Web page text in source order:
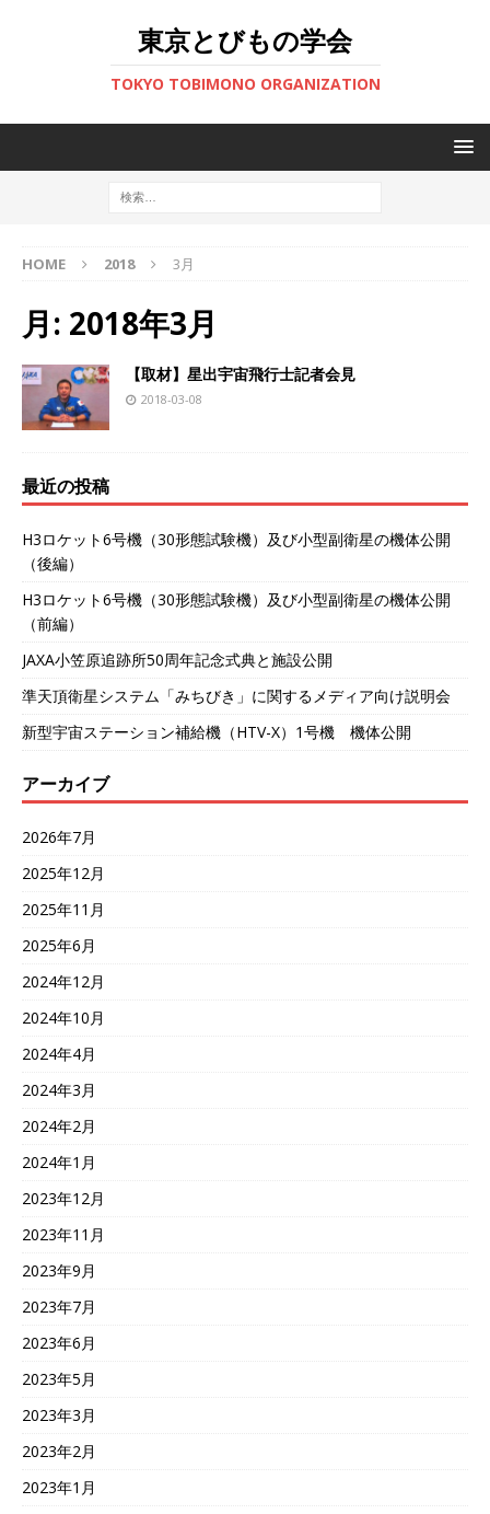
東京とびもの学会
TOKYO TOBIMONO ORGANIZATION
HOME 2018 3月
月: 2018年3月
【取材】星出宇宙飛行士記者会見
2018-03-08
最近の投稿
H3ロケット6号機（30形態試験機）及び小型副衛星の機体公開
（後編）
H3ロケット6号機（30形態試験機）及び小型副衛星の機体公開
（前編）
JAXA小笠原追跡所50周年記念式典と施設公開
準天頂衛星システム「みちびき」に関するメディア向け説明会
新型宇宙ステーション補給機（HTV-X）1号機 機体公開
アーカイブ
2026年7月
2025年12月
2025年11月
2025年6月
2024年12月
2024年10月
2024年4月
2024年3月
2024年2月
2024年1月
2023年12月
2023年11月
2023年9月
2023年7月
2023年6月
2023年5月
2023年3月
2023年2月
2023年1月